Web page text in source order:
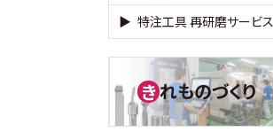
特注工具 再研磨サービス
きれものづくり